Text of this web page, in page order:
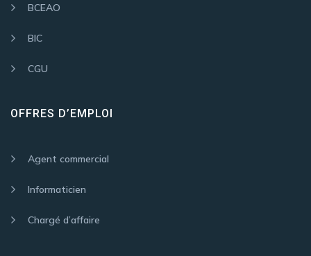
BCEAO
BIC
CGU
OFFRES D’EMPLOI
Agent commercial
Informaticien
Chargé d’affaire